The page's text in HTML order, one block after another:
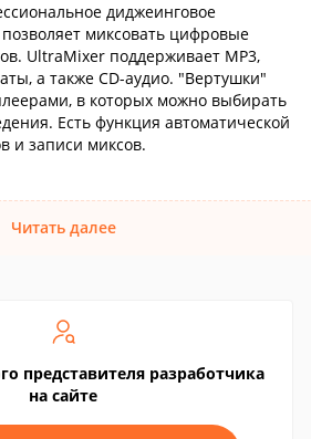
диджеинговое
миксовать цифровые
UltraMixer поддерживает MP3,
а также CD-аудио. "Вертушки"
в которых можно выбирать
Есть функция автоматической
и записи миксов.
Читать далее
представителя разработчика
на сайте